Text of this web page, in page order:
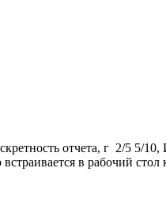
отчета, г 2/5 5/
в рабочий